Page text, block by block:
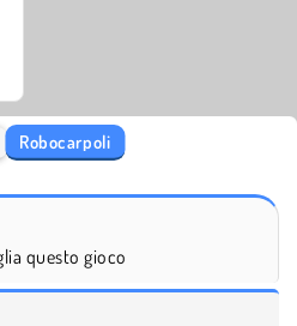
Robocarpoli
questo gioco